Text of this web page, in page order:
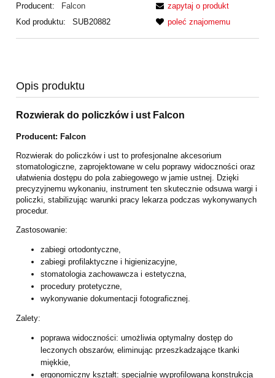
Producent:
Falcon
Kod produktu:
SUB20882
zapytaj o produkt
poleć znajomemu
Opis produktu
Rozwierak do policzków i ust Falcon
Producent: Falcon
Rozwierak do policzków i ust to profesjonalne akcesorium
stomatologiczne, zaprojektowane w celu poprawy widoczności oraz
ułatwienia dostępu do pola zabiegowego w jamie ustnej. Dzięki
precyzyjnemu wykonaniu, instrument ten skutecznie odsuwa wargi i
policzki, stabilizując warunki pracy lekarza podczas wykonywanych
procedur.
Zastosowanie:
zabiegi ortodontyczne,
zabiegi profilaktyczne i higienizacyjne,
stomatologia zachowawcza i estetyczna,
procedury protetyczne,
wykonywanie dokumentacji fotograficznej.
Zalety:
poprawa widoczności: umożliwia optymalny dostęp do
leczonych obszarów, eliminując przeszkadzające tkanki
miękkie,
ergonomiczny kształt: specjalnie wyprofilowana konstrukcja